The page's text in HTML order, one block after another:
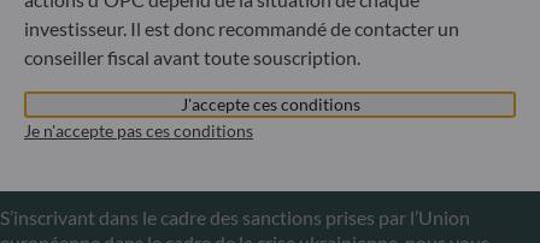
Luxembourg sous le numéro B 29891 Agréé et supervisé
(CSSF)
S’inscrivant dans le cadre des sanctions prises par l’Union
investisseur. Il est donc recommandé de contacter un
conseiller fiscal avant toute souscription.
J'accepte ces conditions
Je n'accepte pas ces conditions